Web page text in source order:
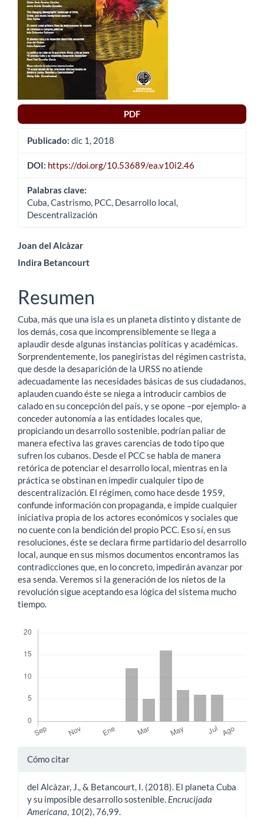
PDF
Publicado: dic 1, 2018
DOI: https://doi.org/10.53689/ea.v10i2.46
Palabras clave:
Cuba, Castrismo, PCC, Desarrollo local,
Descentralización
Contenido
principal
del
artículo
Joan del Alcàzar
Indira Betancourt
Resumen
Cuba, más que una isla es un planeta distinto y distante de
los demás, cosa que incomprensiblemente se llega a
aplaudir desde algunas instancias políticas y académicas.
Sorprendentemente, los panegiristas del régimen castrista,
que desde la desaparición de la URSS no atiende
adecuadamente las necesidades básicas de sus ciudadanos,
aplauden cuando éste se niega a introducir cambios de
calado en su concepción del país, y se opone –por ejemplo- a
conceder autonomía a las entidades locales que,
propiciando un desarrollo sostenible, podrían paliar de
manera efectiva las graves carencias de todo tipo que
sufren los cubanos. Desde el PCC se habla de manera
retórica de potenciar el desarrollo local, mientras en la
práctica se obstinan en impedir cualquier tipo de
descentralización. El régimen, como hace desde 1959,
confunde información con propaganda, e impide cualquier
iniciativa propia de los actores económicos y sociales que
no cuente con la bendición del propio PCC. Eso sí, en sus
resoluciones, éste se declara firme partidario del desarrollo
local, aunque en sus mismos documentos encontramos las
contradicciones que, en lo concreto, impedirán avanzar por
esa senda. Veremos si la generación de los nietos de la
revolución sigue aceptando esa lógica del sistema mucho
tiempo.
Detalles
artículo
Cómo citar
del Alcàzar, J., & Betancourt, I. (2018). El planeta Cuba
y su imposible desarrollo sostenible. Encrucijada
Americana, 10(2), 76,99.